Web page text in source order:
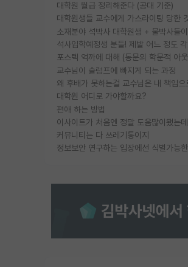
대학원 월급 정리해준다 (공대 기준)
소재분야 석박사 대학원생 + 물박사들
교수님이 슬럼프에 빠지게 되는 과정
대학원 어디로 가야할까요?
편애 하는 방법
이사이트가 처음엔 정말 도움많이됐는데
커뮤니티는 다 쓰레기통이지